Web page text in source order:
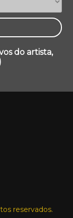
do artista,
reservados.